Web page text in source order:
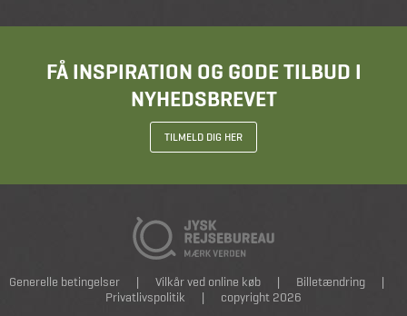
FÅ INSPIRATION OG GODE TILBUD I
NYHEDSBREVET
TILMELD DIG HER
Generelle betingelser | Vilkår ved online køb | Billetændring
|
Privatlivspolitik
| copyright 2026